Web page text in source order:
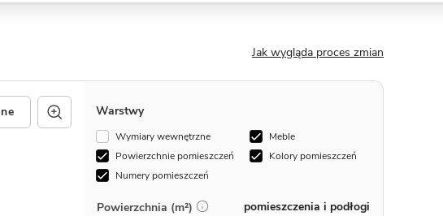
Jak wygląda proces zmian
Warstwy
Wymiary wewnętrzne
Meble
Powierzchnie pomieszczeń
Kolory pomieszczeń
Numery pomieszczeń
Powierzchnia (m²)
pomieszczenia i podłogi